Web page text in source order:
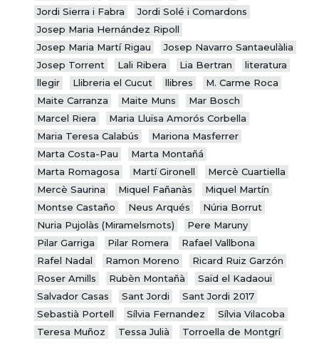
Jordi Sierra i Fabra
Jordi Solé i Comardons
Josep Maria Hernández Ripoll
Josep Maria Martí Rigau
Josep Navarro Santaeulàlia
Josep Torrent
Lali Ribera Lia Bertran
literatura
llegir
Llibreria el Cucut llibres
M. Carme Roca
Maite Carranza
Maite Muns
Mar Bosch
Marcel Riera
Maria Lluïsa Amorós Corbella
Maria Teresa Calabús
Mariona Masferrer
Marta Costa-Pau
Marta Montañá
Marta Romagosa
Martí Gironell
Mercè Cuartiella
Mercè Saurina
Miquel Fañanàs
Miquel Martín
Montse Castaño
Neus Arqués
Núria Borrut
Nuria Pujolàs (Miramelsmots)
Pere Maruny
Pilar Garriga
Pilar Romera
Rafael Vallbona
Rafel Nadal
Ramon Moreno
Ricard Ruiz Garzón
Roser Amills
Rubèn Montañà
Saïd el Kadaoui
Salvador Casas
Sant Jordi
Sant Jordi 2017
Sebastià Portell
Sílvia Fernandez
Sílvia Vilacoba
Teresa Muñoz
Tessa Julià
Torroella de Montgrí